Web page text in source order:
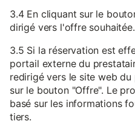
3.4 En cliquant sur le
dirigé vers l'offre souhaitée.
3.5 Si la réservation est
portail externe du
redirigé vers le site web
sur le bouton "Offre". Le
basé sur les informations
tiers.